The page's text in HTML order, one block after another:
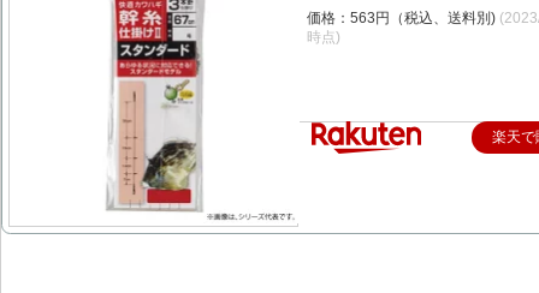
価格：563円（税込、送料別)
時点)
楽天で